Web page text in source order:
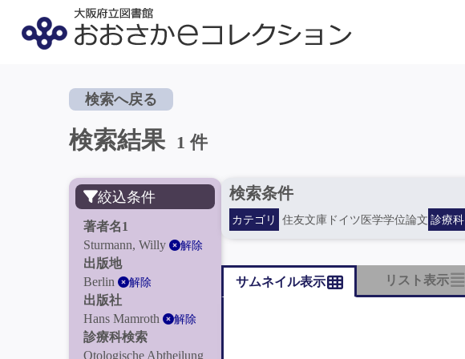
検索へ戻る
検索結果 1 件
絞込条件
著者名1
Sturmann, Willy
解除
出版地
Berlin
解除
出版社
Hans Mamroth
解除
診療科検索
Otologische Abtheilung
検索条件
カテゴリ 住友文庫ドイツ医学学位論文 診療科
サムネイル表示 リスト表示